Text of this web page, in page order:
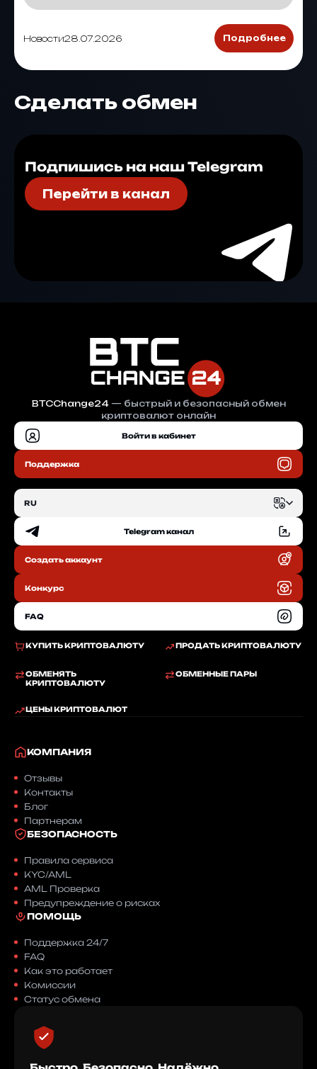
Новости28.07.2026 Подробнее
Сделать обмен
Подпишись на наш Telegram
Перейти в канал
BTCChange24— быстрый и безопасный обмен
криптовалют онлайн
Войти в кабинет
Поддержка
КУПИТЬ КРИПТОВАЛЮТУ ПРОДАТЬ КРИПТОВАЛЮТУ
ОБМЕНЯТЬ
КРИПТОВАЛЮТУ
ОБМЕННЫЕ ПАРЫ
ЦЕНЫ КРИПТОВАЛЮТ
RU
EN Telegram канал
Создать аккаунт
Конкурс
FAQ
КОМПАНИЯ
Отзывы
Контакты
Блог
Партнерам
БЕЗОПАСНОСТЬ
Правила сервиса
KYC/AML
AML Проверка
Предупреждение о рисках
ПОМОЩЬ
Поддержка 24/7
FAQ
Как это работает
Комиссии
Статус обмена